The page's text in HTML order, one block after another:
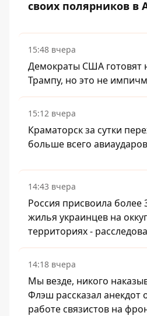
своих полярников в
15:48 вчера
Демократы США готовят
Трампу, но это не
15:12 вчера
Краматорск за сутки
больше всего
14:43 вчера
Россия присвоила более
жилья украинцев на
территориях -
14:18 вчера
Мы везде, никого
Флэш рассказал анекдот
работе связистов на